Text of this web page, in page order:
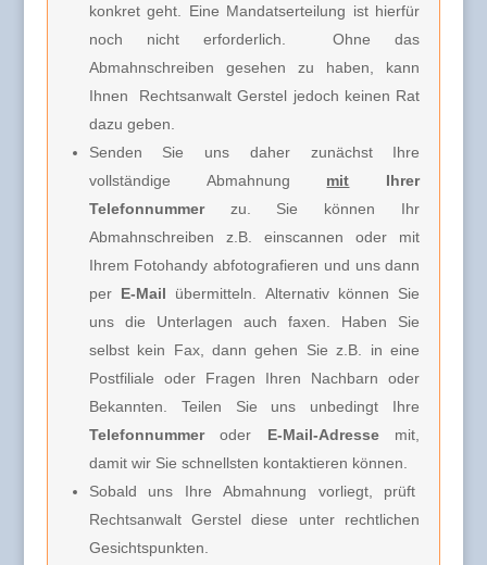
konkret geht. Eine Mandatserteilung ist hierfür
noch nicht erforderlich.
Ohne das
Abmahnschreiben gesehen zu haben, kann
Ihnen Rechtsanwalt Gerstel jedoch keinen Rat
dazu geben.
Senden Sie uns daher zunächst Ihre
vollständige Abmahnung mit Ihrer
Telefonnummerzu. Sie können Ihr
Abmahnschreiben z.B. einscannen oder mit
Ihrem Fotohandy abfotografieren und uns dann
per E-Mail übermitteln. Alternativ können Sie
uns die Unterlagen auch faxen. Haben Sie
selbst kein Fax, dann gehen Sie z.B. in eine
Postfiliale oder Fragen Ihren Nachbarn oder
Bekannten. Teilen Sie uns unbedingt Ihre
Telefonnummeroder E-Mail-Adressemit,
damit wir Sie schnellsten kontaktieren können.
Sobald uns Ihre Abmahnung vorliegt, prüft
Rechtsanwalt Gerstel diese unter rechtlichen
Gesichtspunkten.